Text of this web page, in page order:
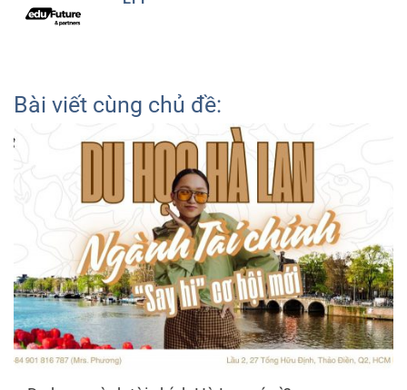
Bài viết cùng chủ đề: